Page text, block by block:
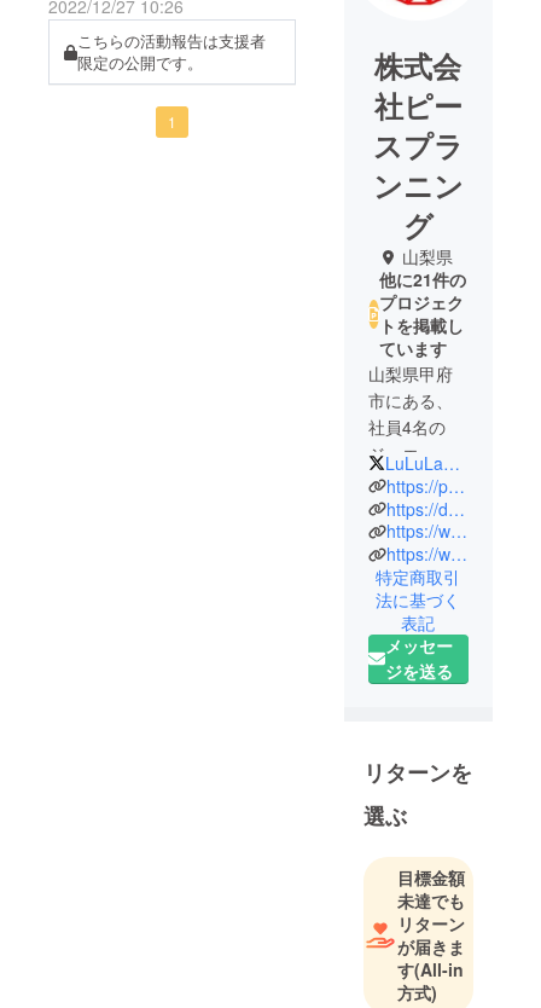
せいたします。
2022/12/27 10:26
こちらの活動報告は支援者
限定の公開です。
1
株式会
社ピー
スプラ
ンニン
グ
山梨県
他に21件の
プロジェク
トを掲載し
ています
山梨県甲府
市にある、
社員4名の
ジュエ
リー・アク
セサリーの
企画製造会
社です。
私たちは宝
飾の街『甲
府』の強み
をいかし、
して、お客
様のご要望
に最も適し
た人選を
し、作品を
トータルプ
ロデュース
していま
す。
LuLuLa_peace
https://ps-planning.jp/
https://dogoods.base.shop/
https://www.creema.jp/c/lulula
https://wanoro.base.shop/
特定商取引
法に基づく
表記
メッセー
ジを送る
リターンを
選ぶ
目標金額
未達でも
リターン
が届きま
す(All-in
方式)